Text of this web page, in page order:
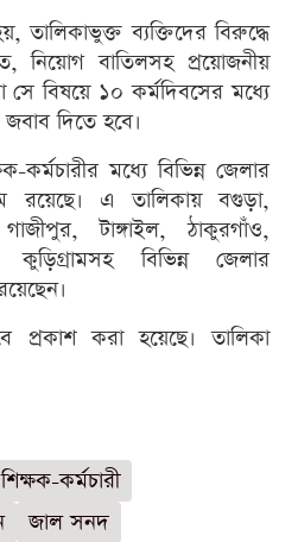
ব্যক্তিদের বিরুদ্ধে
নিয়োগ বাতিলসহ প্রয়োজনীয়
সে বিষয়ে ১০ কর্মদিবসের মধ্যে
দিতে হবে।
মধ্যে বিভিন্ন জেলার
রয়েছে। এ তালিকায় বগুড়া,
টাঙ্গাইল, ঠাকুরগাঁও,
বিভিন্ন জেলার
প্রকাশ করা হয়েছে। তালিকা
শিক্ষক-কর্মচারী
জাল সনদ